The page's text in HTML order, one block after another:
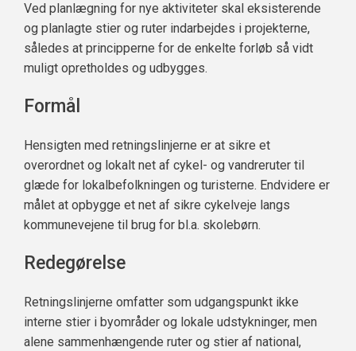
Ved planlægning for nye aktiviteter skal eksisterende
og planlagte stier og ruter indarbejdes i projekterne,
således at principperne for de enkelte forløb så vidt
muligt opretholdes og udbygges.
Formål
Hensigten med retningslinjerne er at sikre et
overordnet og lokalt net af cykel- og vandreruter til
glæde for lokalbefolkningen og turisterne. Endvidere er
målet at opbygge et net af sikre cykelveje langs
kommunevejene til brug for bl.a. skolebørn.
Redegørelse
Retningslinjerne omfatter som udgangspunkt ikke
interne stier i byområder og lokale udstykninger, men
alene sammenhængende ruter og stier af national,